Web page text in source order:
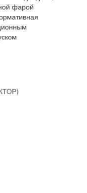
фарой